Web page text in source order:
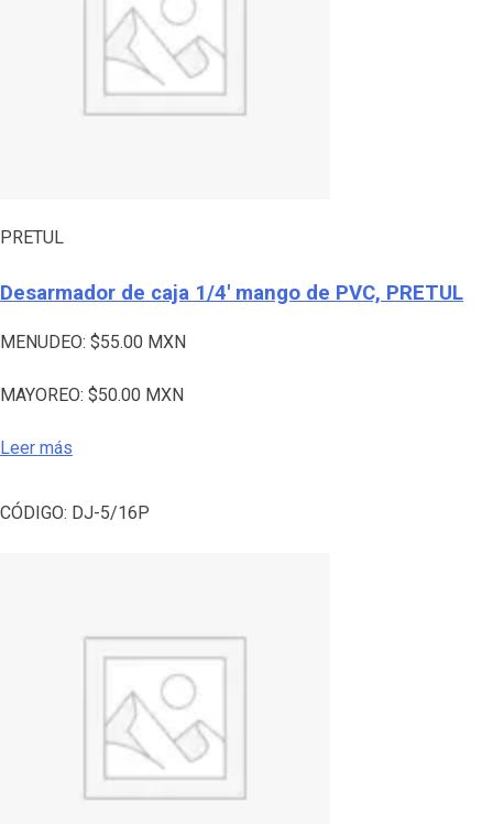
PRETUL
Desarmador de caja 1/4′ mango de PVC, PRETUL
MENUDEO: $55.00 MXN
MAYOREO: $50.00 MXN
Leer más
CÓDIGO: DJ-5/16P